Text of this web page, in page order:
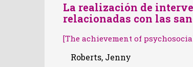
La realización de
relacionadas con las
[The achievement of
Roberts, Jenny